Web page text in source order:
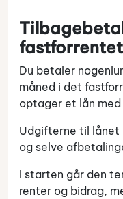
Du betaler
måned i det
optager et lån med
Udgifterne til lånet
og selve
I starten går den
renter og bidrag,